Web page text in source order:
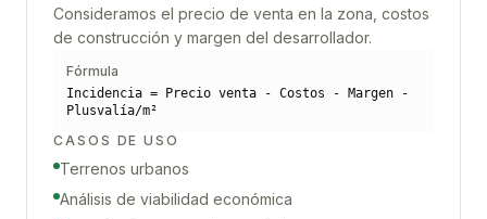
Consideramos el precio de venta en la zona, costos
de construcción y margen del desarrollador.
Fórmula
Incidencia = Precio venta - Costos - Margen -
Plusvalía/m²
CASOS DE USO
Terrenos urbanos
Análisis de viabilidad económica